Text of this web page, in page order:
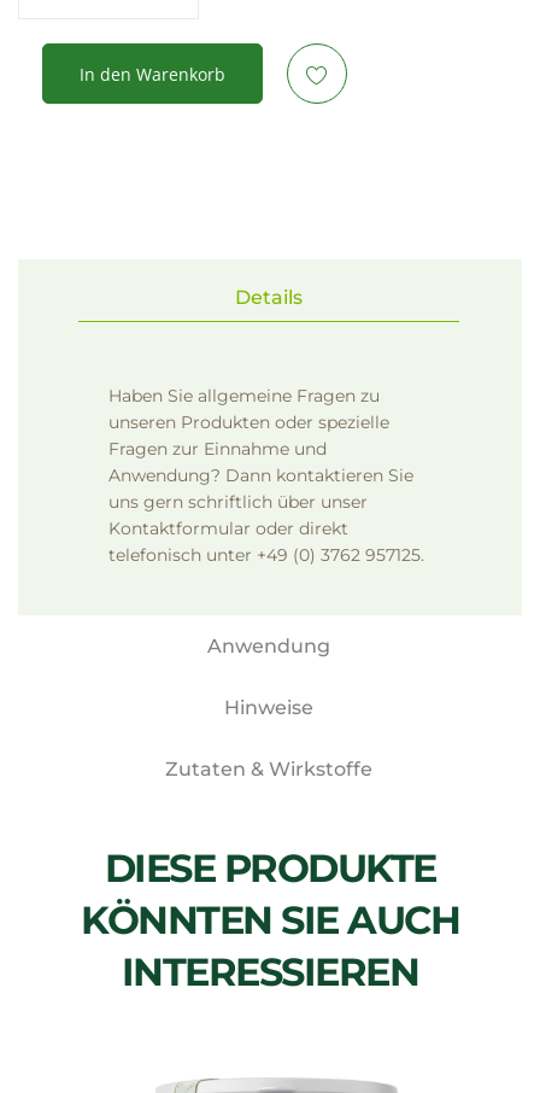
In den Warenkorb
Details
Haben Sie allgemeine Fragen zu
unseren Produkten oder spezielle
Fragen zur Einnahme und
Anwendung? Dann kontaktieren Sie
uns gern schriftlich über unser
Kontaktformular oder direkt
telefonisch unter +49 (0) 3762 957125.
Anwendung
Hinweise
Zutaten & Wirkstoffe
DIESE PRODUKTE
KÖNNTEN SIE AUCH
INTERESSIEREN